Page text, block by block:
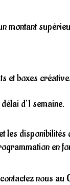
montant
et boxes
d’1 semaine.
les disponibilités
en
nous